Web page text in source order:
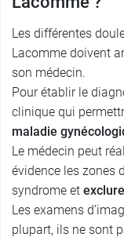
Les différentes
Lacomme doivent
son médecin.
Pour établir le
clinique qui
maladie
Le médecin peut
évidence les zones
syndrome et
Les examens
plupart, ils ne sont